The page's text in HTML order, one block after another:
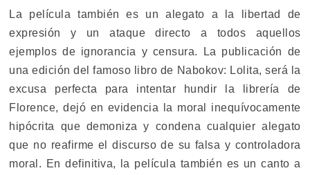
La película también es un alegato a la libertad de
expresión y un ataque directo a todos aquellos
ejemplos de ignorancia y censura. La publicación de
una edición del famoso libro de Nabokov: Lolita, será la
excusa perfecta para intentar hundir la librería de
Florence, dejó en evidencia la moral inequívocamente
hipócrita que demoniza y condena cualquier alegato
que no reafirme el discurso de su falsa y controladora
moral. En definitiva, la película también es un canto a